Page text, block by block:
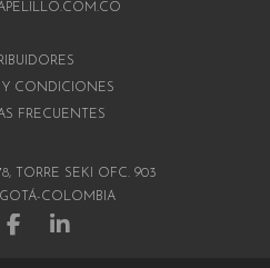
Y CONDICIONES
FRECUENTES
TORRE SEKI OFC. 903
COLOMBIA